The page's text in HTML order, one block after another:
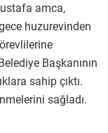
amca,
huzurevinden
Başkanının
sahip çıktı.
sağladı.